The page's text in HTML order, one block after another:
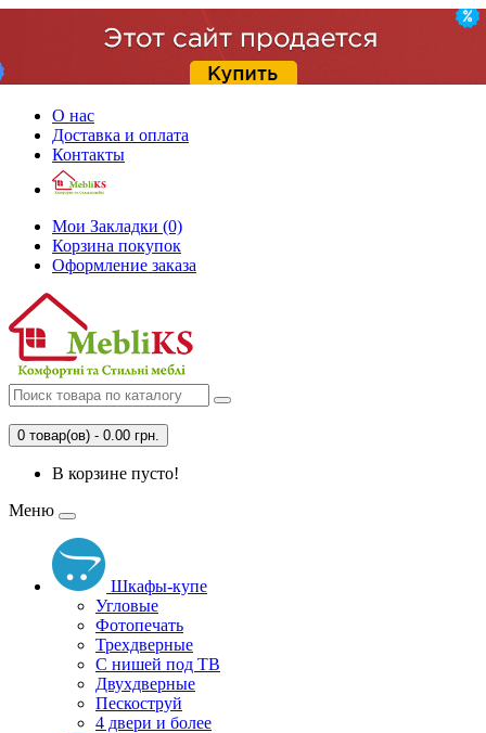
О нас
Доставка и оплата
Контакты
Мои Закладки (0)
Корзина покупок
Оформление заказа
0 товар(ов) - 0.00 грн.
В корзине пусто!
Меню
Шкафы-купе
Угловые
Фотопечать
Трехдверные
С нишей под ТВ
Двухдверные
Пескоструй
4 двери и более